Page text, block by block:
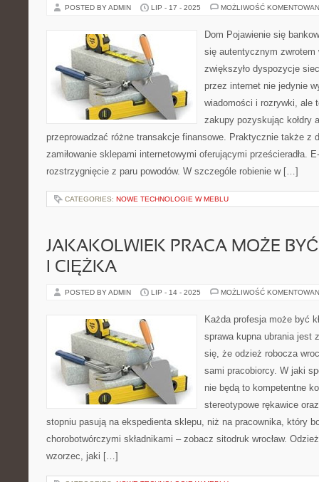
POSTED BY ADMIN LIP - 17 - 2025 MOŻLIWOŚĆ
Dom Pojawienie się
się autentycznym
zwiększyło dyspozycje
przez internet nie jedynie
wiadomości i rozrywki, ale
zakupy pozyskując kołdry
przeprowadzać różne transakcje finansowe. Praktycznie także z
zamiłowanie sklepami internetowymi oferującymi prześcieradła.
rozstrzygnięcie z paru powodów. W szczególe robienie w […]
CATEGORIES: NOWE TECHNOLOGIE W MEBLU
JAKAKOLWIEK PRACA MOŻE
I CIĘŻKA
POSTED BY ADMIN LIP - 14 - 2025 MOŻLIWOŚĆ
Każda profesja może być
sprawa kupna ubrania jest
się, że odzież robocza
sami pracobiorcy. W jaki
nie będą to kompetentne
stereotypowe rękawice
stopniu pasują na ekspedienta sklepu, niż na pracownika, który
chorobotwórczymi składnikami – zobacz sitodruk wrocław.
wzorzec, jaki […]